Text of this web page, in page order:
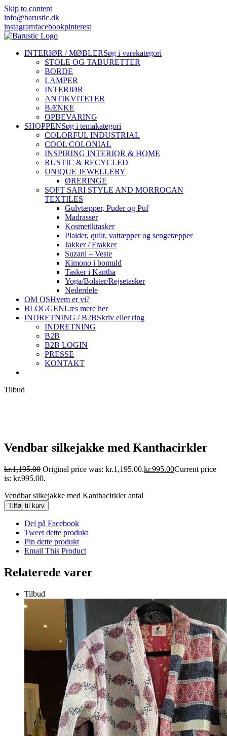
Skip to content
info@barustic.dk
instagramfacebookpinterest
INTERIØR / MØBLERSøg i varekategori
STOLE OG TABURETTER
BORDE
LAMPER
INTERIØR
ANTIKVITETER
BÆNKE
OPBEVARING
SHOPPENSøg i temakategori
COLORFUL INDUSTRIAL
COOL COLONIAL
INSPIRING INTERIOR & HOME
RUSTIC & RECYCLED
UNIQUE JEWELLERY
ØRERINGE
SOFT SARI STYLE AND MORROCAN
TEXTILES
Gulvtæpper, Puder og Puf
Madrasser
Kosmetiktasker
Plaider, quilt, vattæpper og sengetæpper
Jakker / Frakker
Suzani – Veste
Kimono i bomuld
Tasker i Kantha
Yoga/Bolster/Rejsetasker
Nederdele
OM OSHvem er vi?
BLOGGENLæs mere her
INDRETNING / B2BSkriv eller ring
INDRETNING
B2B
B2B LOGIN
PRESSE
KONTAKT
Tilbud
Vendbar silkejakke med Kanthacirkler
kr.1,195.00 Original price was: kr.1,195.00.kr.995.00Current price
is: kr.995.00.
Vendbar silkejakke med Kanthacirkler antal
Tilføj til kurv
Del på Facebook
Tweet dette produkt
Pin dette produkt
Email This Product
Relaterede varer
Tilbud